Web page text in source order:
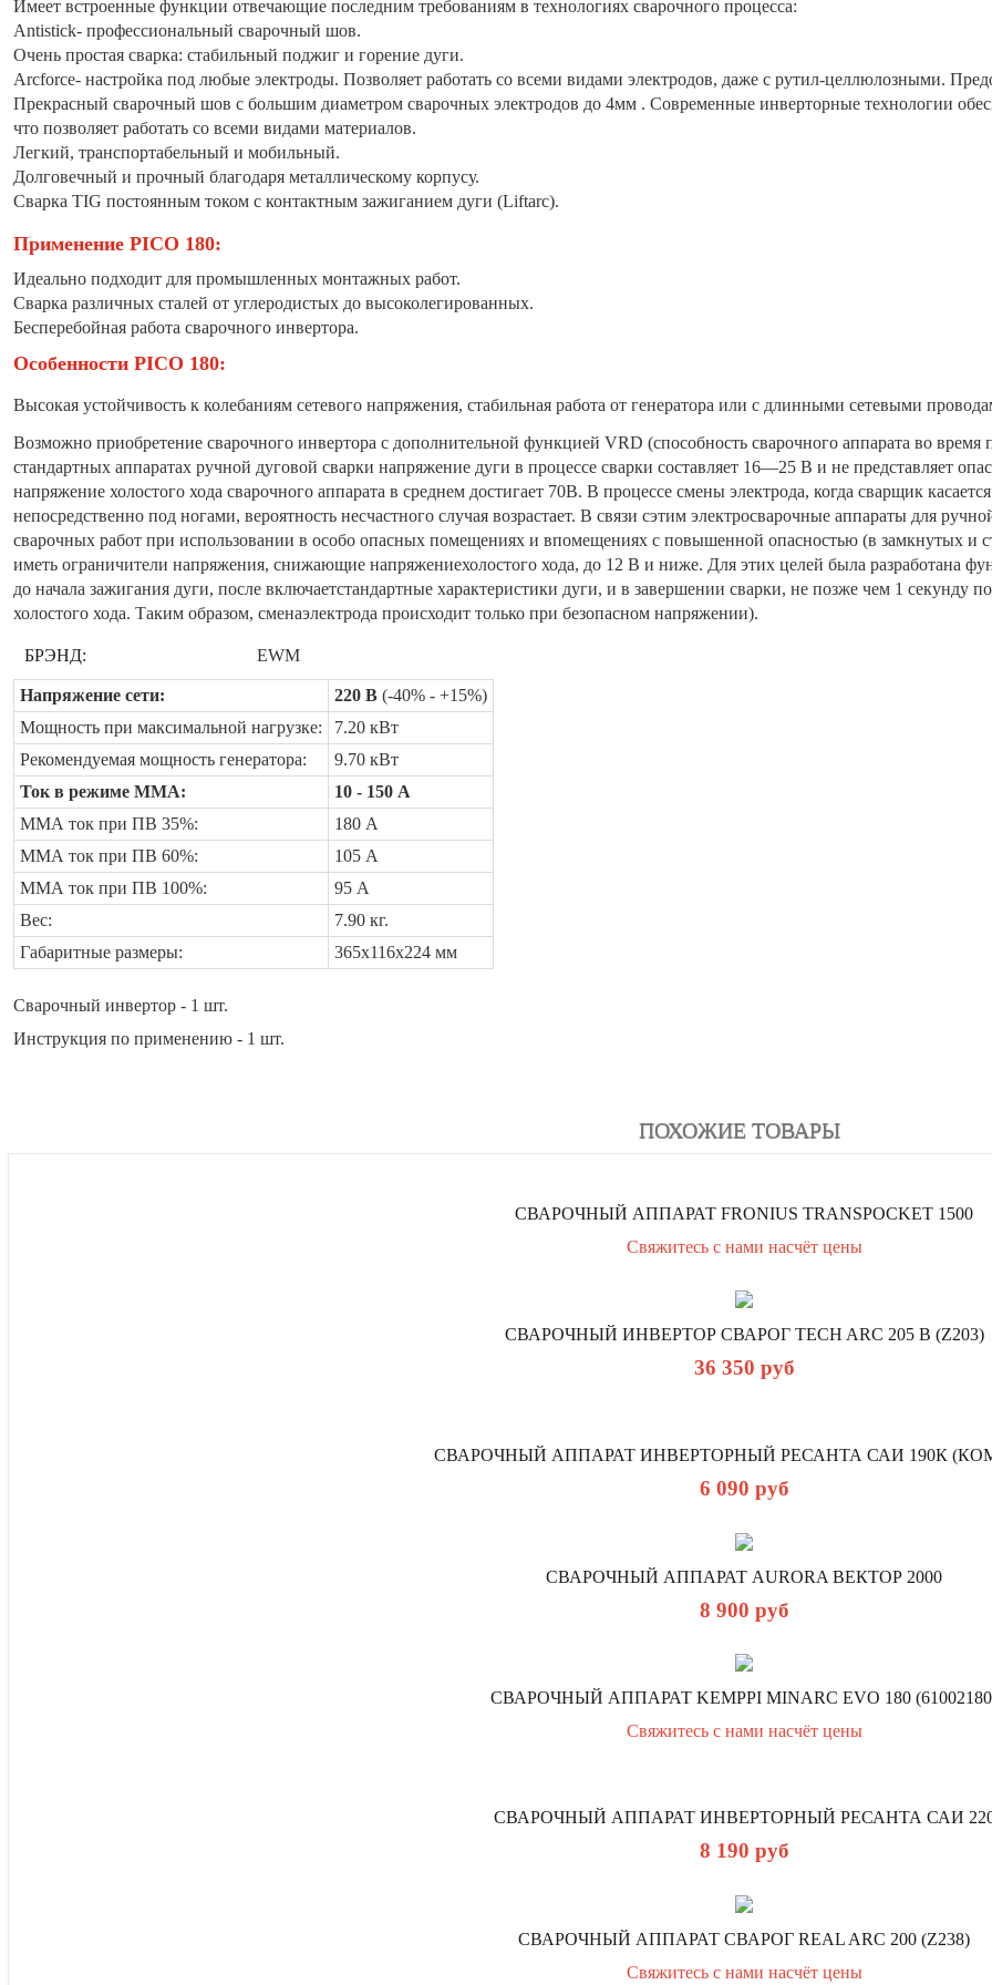
Имеет встроенные функции отвечающие последним требованиям в технологиях сварочного процесса:
Antistick- профессиональный сварочный шов.
Очень простая сварка: стабильный поджиг и горение дуги.
Arcforce- настройка под любые электроды. Позволяет работать со всеми видами электродов, даже с рутил-целлюлозными.
Прекрасный сварочный шов с большим диаметром сварочных электродов до 4мм . Современные инверторные технологии
что позволяет работать со всеми видами материалов.
Легкий, транспортабельный и мобильный.
Долговечный и прочный благодаря металлическому корпусу.
Сварка TIG постоянным током с контактным зажиганием дуги (Liftarc).
Применение PICO 180:
Идеально подходит для промышленных монтажных работ.
Сварка различных сталей от углеродистых до высоколегированных.
Бесперебойная работа сварочного инвертора.
Особенности PICO 180:
Высокая устойчивость к колебаниям сетевого напряжения, стабильная работа от генератора или с длинными сетевыми
Возможно приобретение сварочного инвертора с дополнительной функцией VRD (способность сварочного аппарата во время
стандартных аппаратах ручной дуговой сварки напряжение дуги в процессе сварки составляет 16—25 В и не представляет
напряжение холостого хода сварочного аппарата в среднем достигает 70В. В процессе смены электрода, когда сварщик
непосредственно под ногами, вероятность несчастного случая возрастает. В связи сэтим электросварочные аппараты для
сварочных работ при использовании в особо опасных помещениях и впомещениях с повышенной опасностью (в замкнутых и
иметь ограничители напряжения, снижающие напряжениехолостого хода, до 12 В и ниже. Для этих целей была разработана
до начала зажигания дуги, после включаетстандартные характеристики дуги, и в завершении сварки, не позже чем 1 секунду
холостого хода. Таким образом, сменаэлектрода происходит только при безопасном напряжении).
БРЭНД: EWM
Напряжение сети: 220 В (-40% - +15%)
Мощность при максимальной нагрузке:
7.20 кВт
Рекомендуемая мощность генератора:
9.70 кВт
Ток в режиме ММА:
10 - 150 А
ММА ток при ПВ 35%:
180 А
ММА ток при ПВ 60%:
105 А
ММА ток при ПВ 100%:
95 А
Вес:
7.90 кг.
Габаритные размеры:
365x116x224 мм
Сварочный инвертор - 1 шт.
Инструкция по применению - 1 шт.
ПОХОЖИЕ ТОВАРЫ
СВАРОЧНЫЙ АППАРАТ FRONIUS TRANSPOCKET 1500
Свяжитесь с нами насчёт цены
СВАРОЧНЫЙ ИНВЕРТОР СВАРОГ TECH ARC 205 B (Z203)
36 350 руб
СВАРОЧНЫЙ АППАРАТ ИНВЕРТОРНЫЙ РЕСАНТА САИ 190К
6 090 руб
СВАРОЧНЫЙ АППАРАТ AURORA ВЕКТОР 2000
8 900 руб
СВАРОЧНЫЙ АППАРАТ KEMPPI MINARC EVO 180
Свяжитесь с нами насчёт цены
СВАРОЧНЫЙ АППАРАТ ИНВЕРТОРНЫЙ РЕСАНТА САИ
8 190 руб
СВАРОЧНЫЙ АППАРАТ СВАРОГ REAL ARC 200 (Z238)
Свяжитесь с нами насчёт цены